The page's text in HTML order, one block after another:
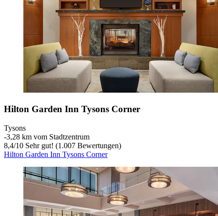
Hilton Garden Inn Tysons Corner
Tysons
‐3,28 km vom Stadtzentrum
8,4/10 Sehr gut! (1.007 Bewertungen)
Hilton Garden Inn Tysons Corner